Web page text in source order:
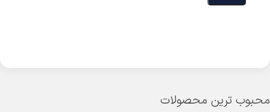
محبوب ترین محصولات